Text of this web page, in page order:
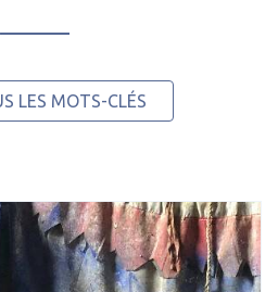
LES MOTS-CLÉS